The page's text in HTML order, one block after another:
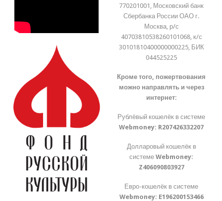
770201001, Московский банк
Сбербанка России ОАО г.
Москва, р/с
40703810538260101068, к/с
30101810400000000225, БИК
044525225
Кроме того, пожертвования
можно направлять и через
интернет:
Рублёвый кошелёк в системе
Webmoney: R207426332207
Долларовый кошелёк в
системеWebmoney:
Z406090803927
Евро-кошелёк в системе
Webmoney: E196200153466